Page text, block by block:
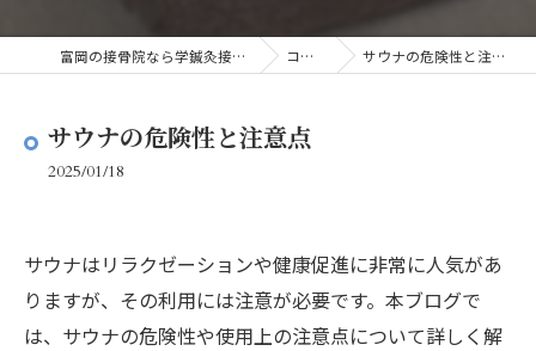
富岡の接骨院なら学鍼灸接骨院 コラム サウナの危険性と注意点
サウナの危険性と注意点
2025/01/18
サウナはリラクゼーションや健康促進に非常に人気があ
りますが、その利用には注意が必要です。本ブログで
は、サウナの危険性や使用上の注意点について詳しく解